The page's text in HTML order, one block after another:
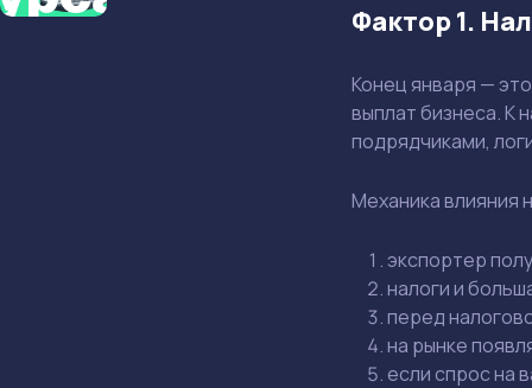
Фактор 1.
Конец января —
выплат бизнеса. К
подрядчиками,
Механика влияния
экспортер
налоги и
перед
на рынке
если спрос на